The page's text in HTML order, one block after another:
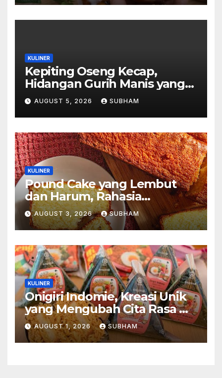
KULINER
Kepiting Oseng Kecap,
Hidangan Gurih Manis yang
Selalu Menggugah Selera di
Setiap Suapan
AUGUST 5, 2026 SUBHAM
KULINER
Pound Cake yang Lembut
dan Harum, Rahasia
Kelezatan Kue Klasik yang
Tak Pernah Kehilangan
Pesona
AUGUST 3, 2026 SUBHAM
KULINER
Onigiri Indomie, Kreasi Unik
yang Mengubah Cita Rasa Mi
Favorit Menjadi Sajian
Kekinian
AUGUST 1, 2026 SUBHAM